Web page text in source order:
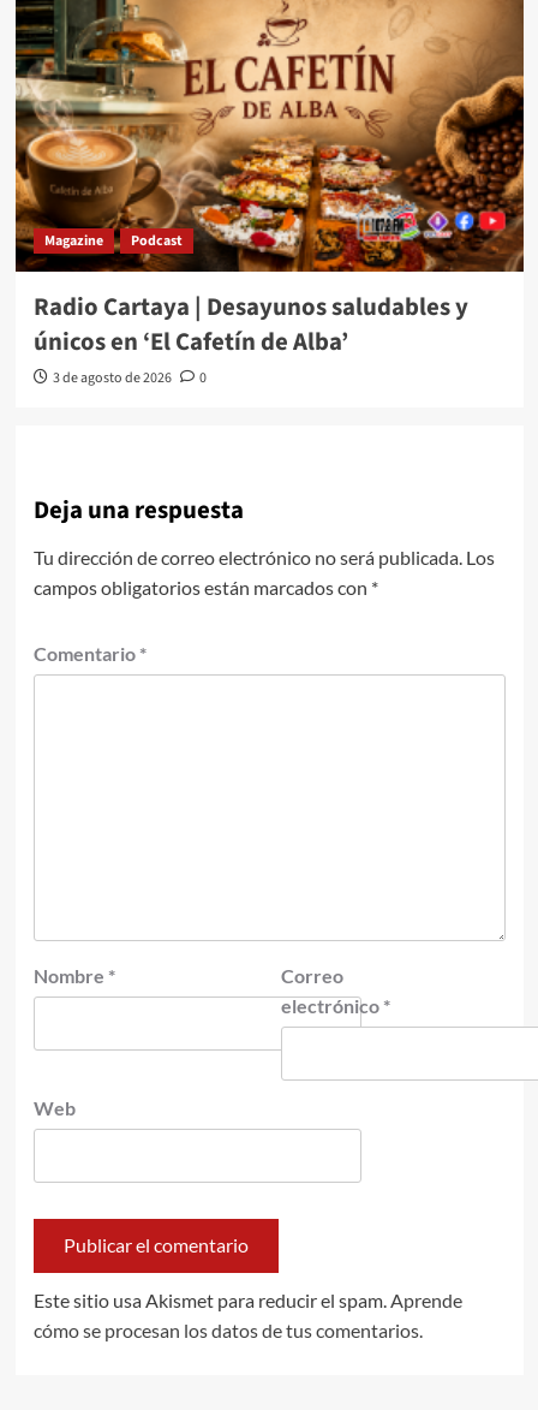
Magazine Podcast
Radio Cartaya | Desayunos saludables y
únicos en ‘El Cafetín de Alba’
3 de agosto de 2026 0
Deja una respuesta
Tu dirección de correo electrónico no será publicada. Los
campos obligatorios están marcados con *
Comentario *
Nombre *
Correo
electrónico *
Web
Este sitio usa Akismet para reducir el spam. Aprende
cómo se procesan los datos de tus comentarios.